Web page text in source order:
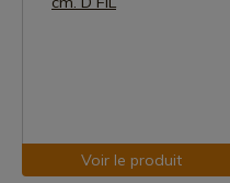
Voir le produit